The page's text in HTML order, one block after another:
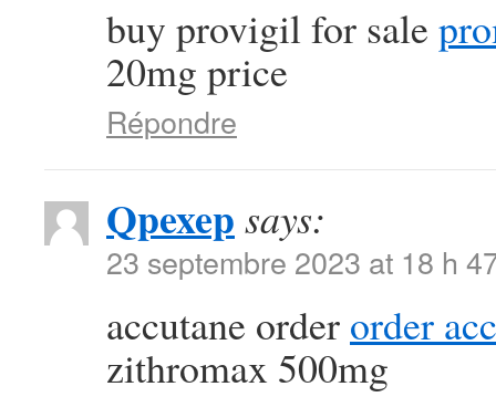
buy provigil for sale
20mg price
Répondre
Qpexep says:
23 septembre 2023 at 18 h
accutane order order
zithromax 500mg